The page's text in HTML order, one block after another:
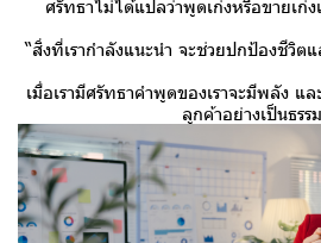
ศรัทธาไม่ได้แปลว่าพูดเก่งหรือขายเก่
“สิ่งที่เรากำลังแนะนำ จะช่วยปกป้องชีวิตแ
เมื่อเรามีศรัทธาคำพูดของเราจะมีพลัง แล
ลูกค้าอย่างเป็นธรร